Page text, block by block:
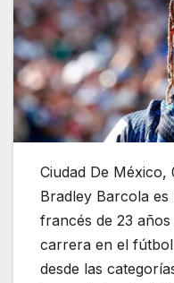
Ciudad De México,
Bradley Barcola
francés de 23
carrera en el
desde las